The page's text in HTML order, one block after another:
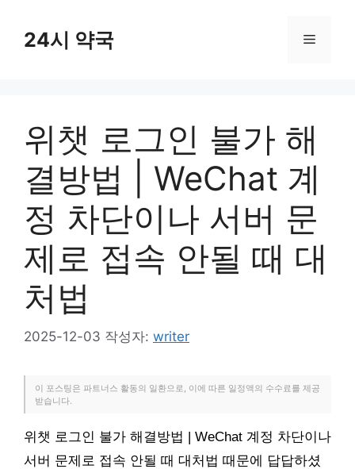
24시 약국 메
위챗 로그인 불가 해
결방법 | WeChat 계
정 차단이나 서버 문
제로 접속 안될 때 대
처법
2025-12-03 작성자: writer
이 포스팅은 파트너스 활동의 일환으로, 이에 따른 일정액의 수수료를 제공
받습니다.
위챗 로그인 불가 해결방법 | WeChat 계정 차단이나
서버 문제로 접속 안될 때 대처법 때문에 답답하셨